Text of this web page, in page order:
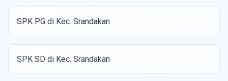
SPK PG di Kec. Srandakan
SPK SD di Kec. Srandakan